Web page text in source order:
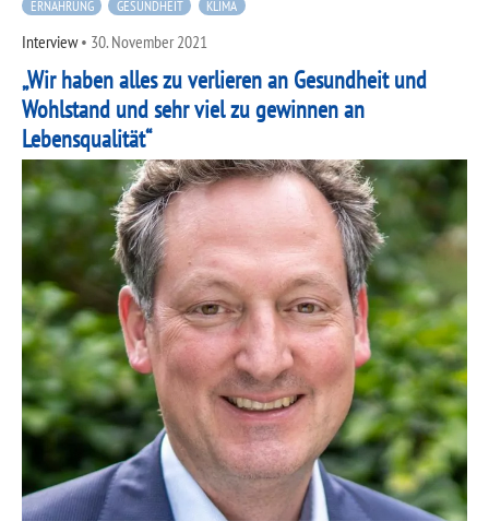
ERNÄHRUNG GESUNDHEIT KLIMA
Interview• 30. November 2021
„Wir haben alles zu verlieren an Gesundheit und
Wohlstand und sehr viel zu gewinnen an
Lebensqualität“